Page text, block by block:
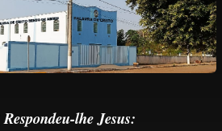
Respondeu-lhe Jesus: